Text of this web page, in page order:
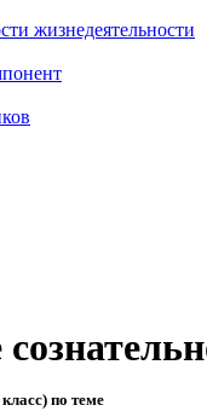
жизнедеятельности
по теме